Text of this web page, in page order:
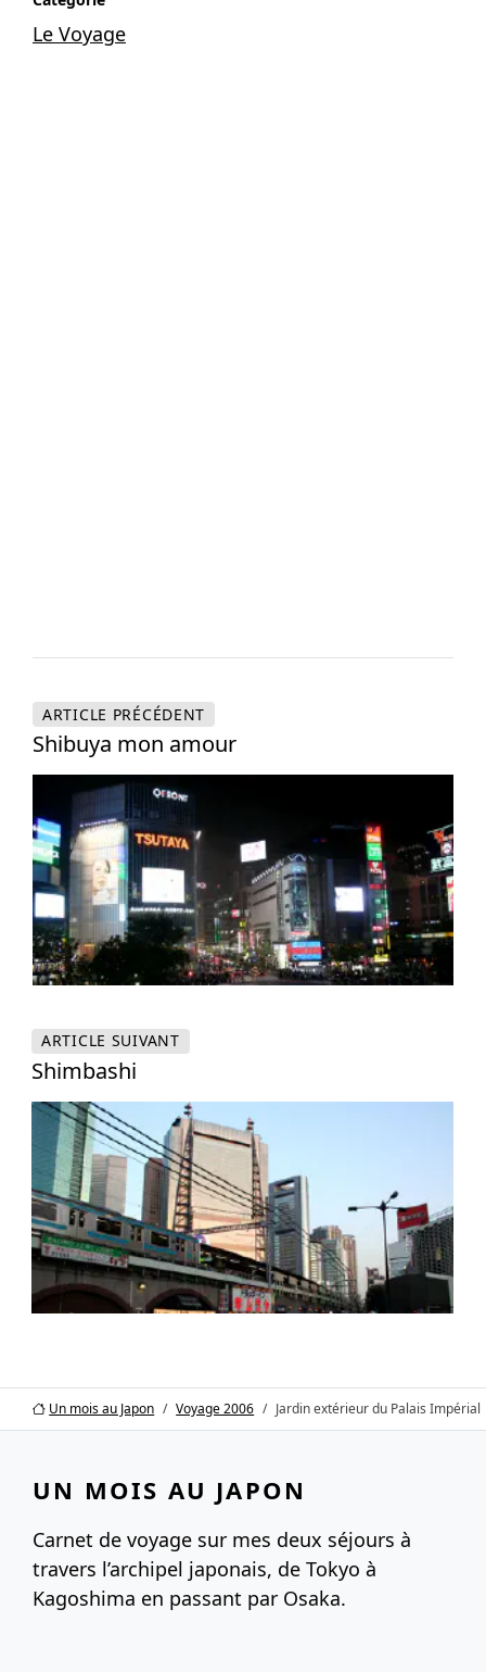
Le Voyage
ARTICLE PRÉCÉDENT
Shibuya mon amour
ARTICLE SUIVANT
Shimbashi
Un mois au Japon Voyage 2006 Jardin extérieur du Palais Impérial
UN MOIS AU JAPON
Carnet de voyage sur mes deux séjours à
travers l’archipel japonais, de Tokyo à
Kagoshima en passant par Osaka.